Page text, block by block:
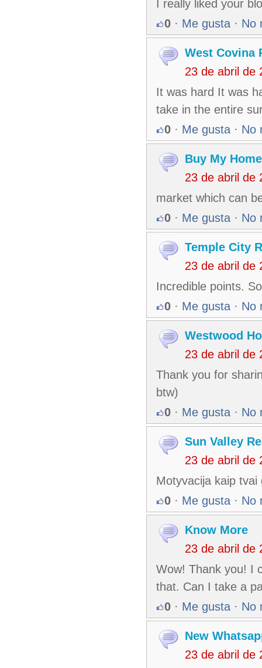
I really liked your
0 · Me gusta · No
West Covina
23 de abril de
It was hard It was
take in the entire
0 · Me gusta · No
Buy My
23 de abril de
market which can
0 · Me gusta · No
Temple City
23 de abril de
Incredible points.
0 · Me gusta · No
Westwood
23 de abril de
Thank you for
btw)
0 · Me gusta · No
Sun Valley
23 de abril de
Motyvacija kaip
0 · Me gusta · No
Know More
23 de abril de
Wow! Thank you! I
that. Can I take a
0 · Me gusta · No
New
23 de abril de